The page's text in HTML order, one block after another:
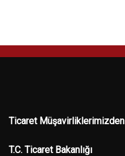
Ticaret Müşavirliklerimizden
T.C. Ticaret Bakanlığı